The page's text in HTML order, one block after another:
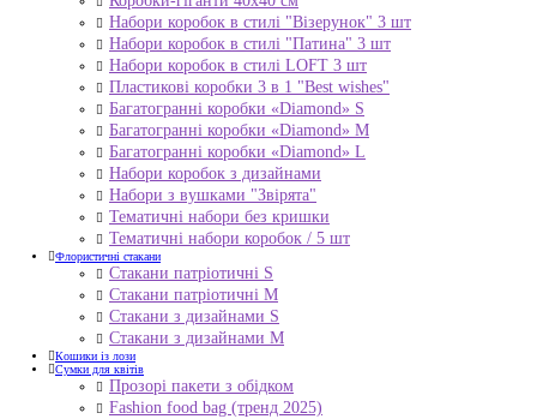
Набори коробок в стилі "Візерунок" 3 шт
Набори коробок в стилі "Патина" 3 шт
Набори коробок в стилі LOFT 3 шт
Пластикові коробки 3 в 1 "Best wishes"
Багатогранні коробки «Diamond» S
Багатогранні коробки «Diamond» M
Багатогранні коробки «Diamond» L
Набори коробок з дизайнами
Набори з вушками "Звірята"
Тематичні набори без кришки
Тематичні набори коробок / 5 шт
Флористичні стакани
Стакани патріотичні S
Стакани патріотичні М
Стакани з дизайнами S
Стакани з дизайнами М
Кошики із лози
Сумки для квітів
Прозорі пакети з обідком
Fashion food bag (тренд 2025)